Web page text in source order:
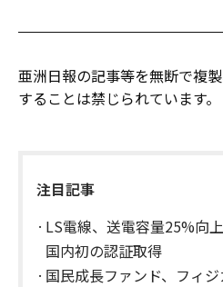
亜洲日報の記事等を無断で複
することは禁じられています。
注目記事
LS電線、送電容量25%向
国内初の認証取得
国民成長ファンド、フィ